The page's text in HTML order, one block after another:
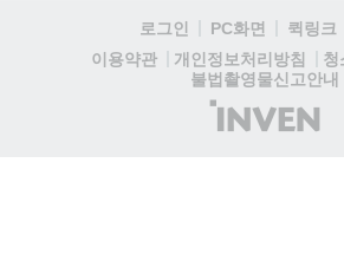
로그인 PC화면 퀵링크
이용약관
개인정보처리방침
청
불법촬영물신고안내
(주)
인